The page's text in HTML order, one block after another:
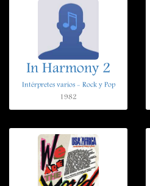
In Harmony 2
Intérpretes varios - Rock y Pop
1982